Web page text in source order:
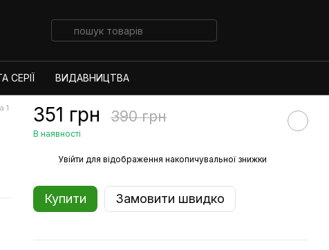
СЕРІЇ ВИДАВНИЦТВА
1 351 грн 390 грн
В наявності
Увійти для відображення накопичувальної знижки
Купити Замовити швидко